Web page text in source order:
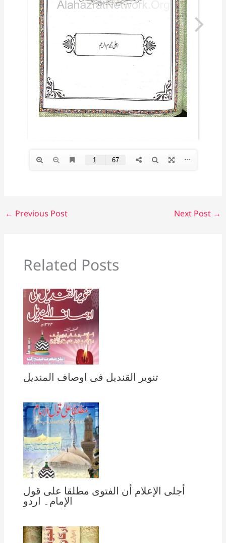
← Previous Post Next Post →
Related Posts
تنویر القندیل فی اوصاف المندیل
أجلى الإعلام أن الفتوى مطلقا على قول
الإمام۔ اردو